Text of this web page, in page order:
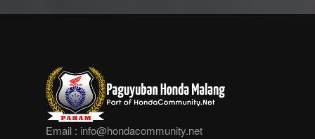
Email : info@hondacommunity.net